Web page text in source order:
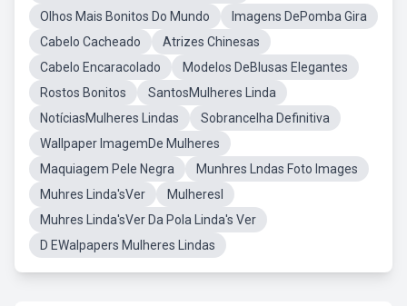
Olhos Mais Bonitos Do Mundo
Imagens DePomba Gira
Cabelo Cacheado
Atrizes Chinesas
Cabelo Encaracolado
Modelos DeBlusas Elegantes
Rostos Bonitos
SantosMulheres Linda
NotíciasMulheres Lindas
Sobrancelha Definitiva
Wallpaper ImagemDe Mulheres
Maquiagem Pele Negra
Munhres Lndas Foto Images
Muhres Linda'sVer
MulheresI
Muhres Linda'sVer Da Pola Linda's Ver
D EWalpapers Mulheres Lindas